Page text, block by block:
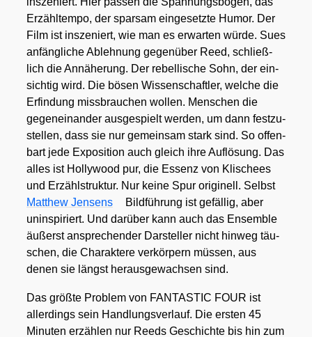
Erzähl­tem­po, der spar­sam ein­ge­setz­te Humor. Der
Film ist insze­niert, wie man es erwar­ten wür­de. Sues
anfäng­li­che Ableh­nung gegen­über Reed, schließ­
lich die Annä­he­rung. Der rebel­li­sche Sohn, der ein­
sich­tig wird. Die bösen Wis­sen­schaft­ler, wel­che die
Erfin­dung miss­brau­chen wol­len. Men­schen die
gegen­ein­an­der aus­ge­spielt wer­den, um dann fest­zu­
stel­len, dass sie nur gemein­sam stark sind. So offen­
bart jede Expo­si­ti­on auch gleich ihre Auf­lö­sung. Das
alles ist Hol­ly­wood pur, die Essenz von Kli­schees
und Erzähl­struk­tur. Nur kei­ne Spur ori­gi­nell. Selbst
Matthew Jen­sens
Bild­füh­rung ist gefäl­lig, aber
unin­spi­riert. Und dar­über kann auch das Ensem­ble
äußerst anspre­chen­der Dar­stel­ler nicht hin­weg täu­
schen, die Cha­rak­te­re ver­kör­pern müs­sen, aus
denen sie längst her­aus­ge­wach­sen sind.
Das größ­te Pro­blem von FANTASTIC FOUR ist
aller­dings sein Hand­lungs­ver­lauf. Die ers­ten 45
Minu­ten erzäh­len nur Reeds Geschich­te bis hin zum